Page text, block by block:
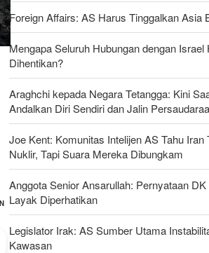
Foreign Affairs: AS Harus Tinggalkan Asia
Mengapa Seluruh Hubungan dengan Israel
Dihentikan?
Araghchi kepada Negara Tetangga: Kini
Andalkan Diri Sendiri dan Jalin
Joe Kent: Komunitas Intelijen AS Tahu Iran
Nuklir, Tapi Suara Mereka Dibungkam
Anggota Senior Ansarullah: Pernyataan
Layak Diperhatikan
Legislator Irak: AS Sumber Utama
Kawasan